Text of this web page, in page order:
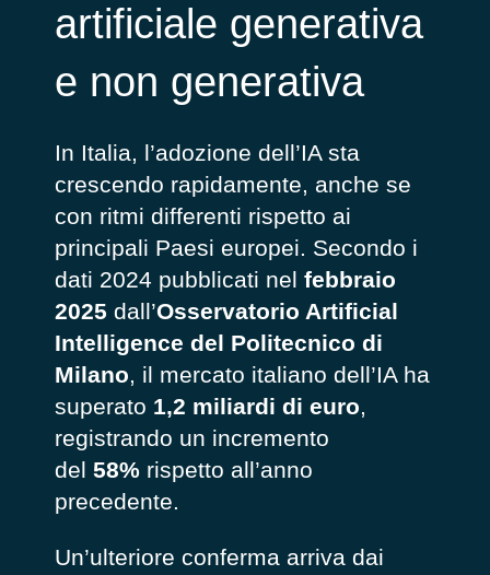
artificiale generativa
e non generativa
In Italia, l’adozione dell’IA sta
crescendo rapidamente, anche se
con ritmi differenti rispetto ai
principali Paesi europei. Secondo i
dati 2024 pubblicati nel febbraio
2025 dall’Osservatorio Artificial
Intelligence del Politecnico di
Milano, il mercato italiano dell’IA ha
superato 1,2 miliardi di euro,
registrando un incremento
del 58% rispetto all’anno
precedente.
Un’ulteriore conferma arriva dai